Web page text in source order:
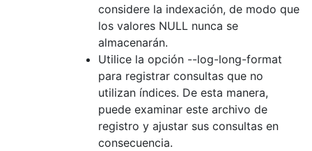
considere la indexación, de modo que
los valores NULL nunca se
almacenarán.
Utilice la opción --log-long-format
para registrar consultas que no
utilizan índices. De esta manera,
puede examinar este archivo de
registro y ajustar sus consultas en
consecuencia.